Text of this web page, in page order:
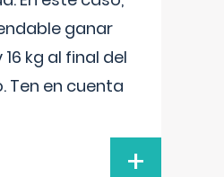
ganar
16 kg al final del
Ten en cuenta
+